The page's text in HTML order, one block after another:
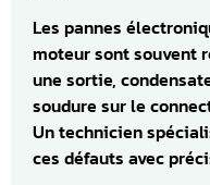
Les pannes
moteur sont souvent
une sortie,
soudure sur le
Un technicien
ces défauts avec